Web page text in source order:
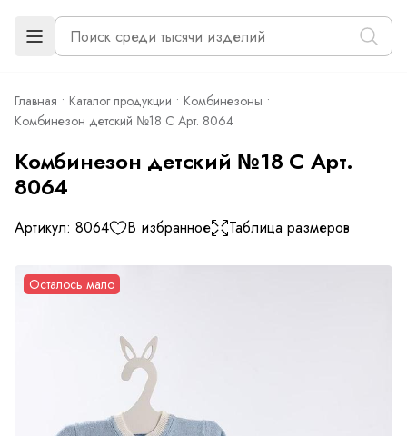
Главная Каталог продукции
Комбинезоны
Комбинезон детский №18 С Арт. 8064
Комбинезон детский №18 С Арт.
8064
Артикул: 8064 В избранное Таблица размеров
Осталось мало